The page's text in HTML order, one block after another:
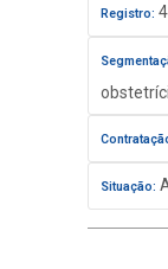
Registro:
Situação: